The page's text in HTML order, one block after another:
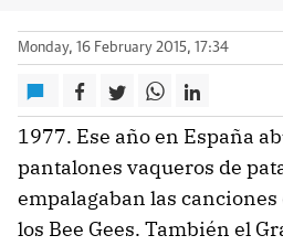
Monday, 16 February 2015, 17:34
1977. Ese año en España
pantalones vaqueros de
empalagaban las canciones
los Bee Gees. También el